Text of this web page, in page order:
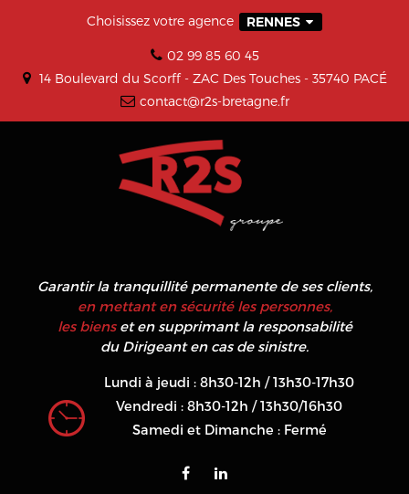
Choisissez votre agence RENNES
02 99 85 60 45
14 Boulevard du Scorff - ZAC Des Touches - 35740 PACÉ
contact@r2s-bretagne.fr
Garantir la tranquillité permanente de ses clients,
en mettant en sécurité les personnes,
les bienset en supprimant la responsabilité
du Dirigeant en cas de sinistre.
Lundi à jeudi : 8h30-12h / 13h30-17h30
Vendredi : 8h30-12h / 13h30/16h30
Samedi et Dimanche : Fermé